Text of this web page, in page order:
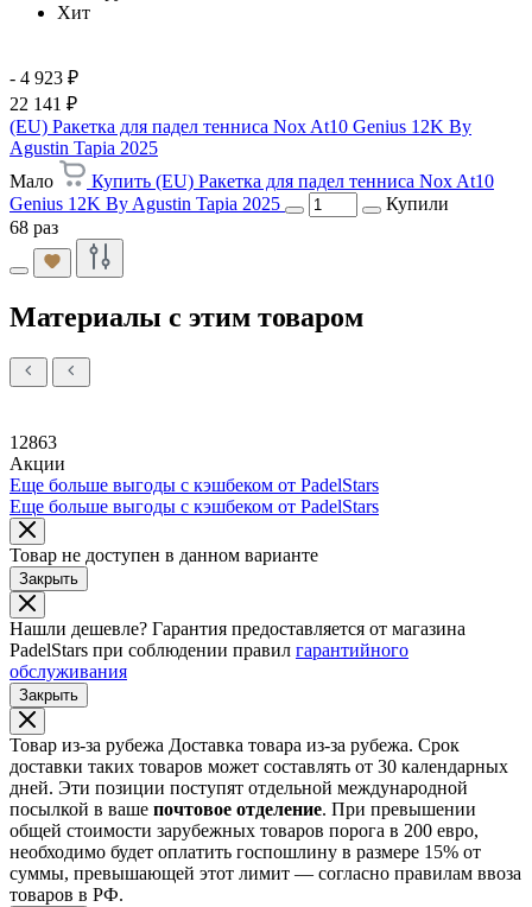
Хит
- 4 923 ₽
22 141 ₽
(EU) Ракетка для падел тенниса Nox At10 Genius 12K By
Agustin Tapia 2025
Мало
Купить (EU) Ракетка для падел тенниса Nox At10
Genius 12K By Agustin Tapia 2025
Купили
68 раз
Материалы с этим товаром
12863
Акции
Еще больше выгоды с кэшбеком от PadelStars
Еще больше выгоды с кэшбеком от PadelStars
Товар не доступен в данном варианте
Закрыть
Нашли дешевле? Гарантия предоставляется от магазина
PadelStars при соблюдении правил гарантийного
обслуживания
Закрыть
Товар из-за рубежа Доставка товара из-за рубежа. Срок
доставки таких товаров может составлять от 30 календарных
дней. Эти позиции поступят отдельной международной
посылкой в ваше почтовое отделение. При превышении
общей стоимости зарубежных товаров порога в 200 евро,
необходимо будет оплатить госпошлину в размере 15% от
суммы, превышающей этот лимит — согласно правилам ввоза
товаров в РФ.